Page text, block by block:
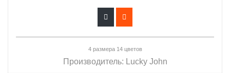
4 размера 14 цветов
Производитель: Lucky John